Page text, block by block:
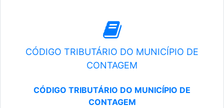
CÓDIGO TRIBUTÁRIO DO MUNICÍPIO DE
CONTAGEM
CÓDIGO TRIBUTÁRIO DO MUNICÍPIO DE
CONTAGEM